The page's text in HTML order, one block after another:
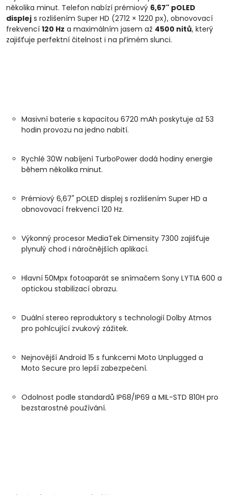
několika minut. Telefon nabízí prémiový 6,67" pOLED
displej s rozlišením Super HD (2712 × 1220 px), obnovovací
frekvencí 120 Hz a maximálním jasem až 4500 nitů, který
zajišťuje perfektní čitelnost i na přímém slunci.
Masivní baterie s kapacitou 6720 mAh poskytuje až 53
hodin provozu na jedno nabití.
Rychlé 30W nabíjení TurboPower dodá hodiny energie
během několika minut.
Prémiový 6,67" pOLED displej s rozlišením Super HD a
obnovovací frekvencí 120 Hz.
Výkonný procesor MediaTek Dimensity 7300 zajišťuje
plynulý chod i náročnějších aplikací.
Hlavní 50Mpx fotoaparát se snímačem Sony LYTIA 600 a
optickou stabilizací obrazu.
Duální stereo reproduktory s technologií Dolby Atmos
pro pohlcující zvukový zážitek.
Nejnovější Android 15 s funkcemi Moto Unplugged a
Moto Secure pro lepší zabezpečení.
Odolnost podle standardů IP68/IP69 a MIL-STD 810H pro
bezstarostné používání.